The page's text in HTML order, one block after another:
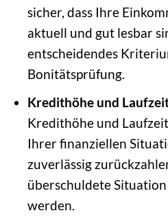
sicher, dass Ihre
aktuell und gut lesbar
entscheidendes
Bonitätsprüfung.
Kredithöhe und
Kredithöhe und
Ihrer finanziellen
zuverlässig
überschuldete
werden.